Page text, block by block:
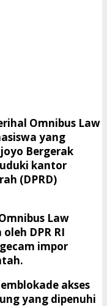
Omnibus Law
yang
Bergerak
kantor
(DPRD)
Law
DPR RI
impor
akses
yang dipenuhi